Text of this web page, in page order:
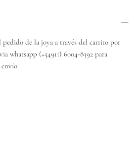
pedido de la joya a través del carrito por
whatsapp (+54911) 6004-8392 para